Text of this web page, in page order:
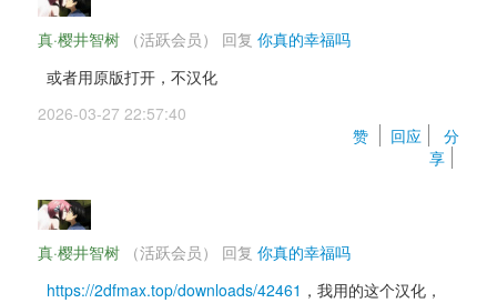
真·樱井智树 （活跃会员） 回复 你真的幸福吗
或者用原版打开，不汉化
2026-03-27 22:57:40
赞
回应
分
享
真·樱井智树 （活跃会员） 回复 你真的幸福吗
https://2dfmax.top/downloads/42461 ，我用的这个汉化，